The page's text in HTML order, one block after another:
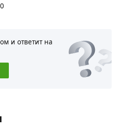
и ответит на